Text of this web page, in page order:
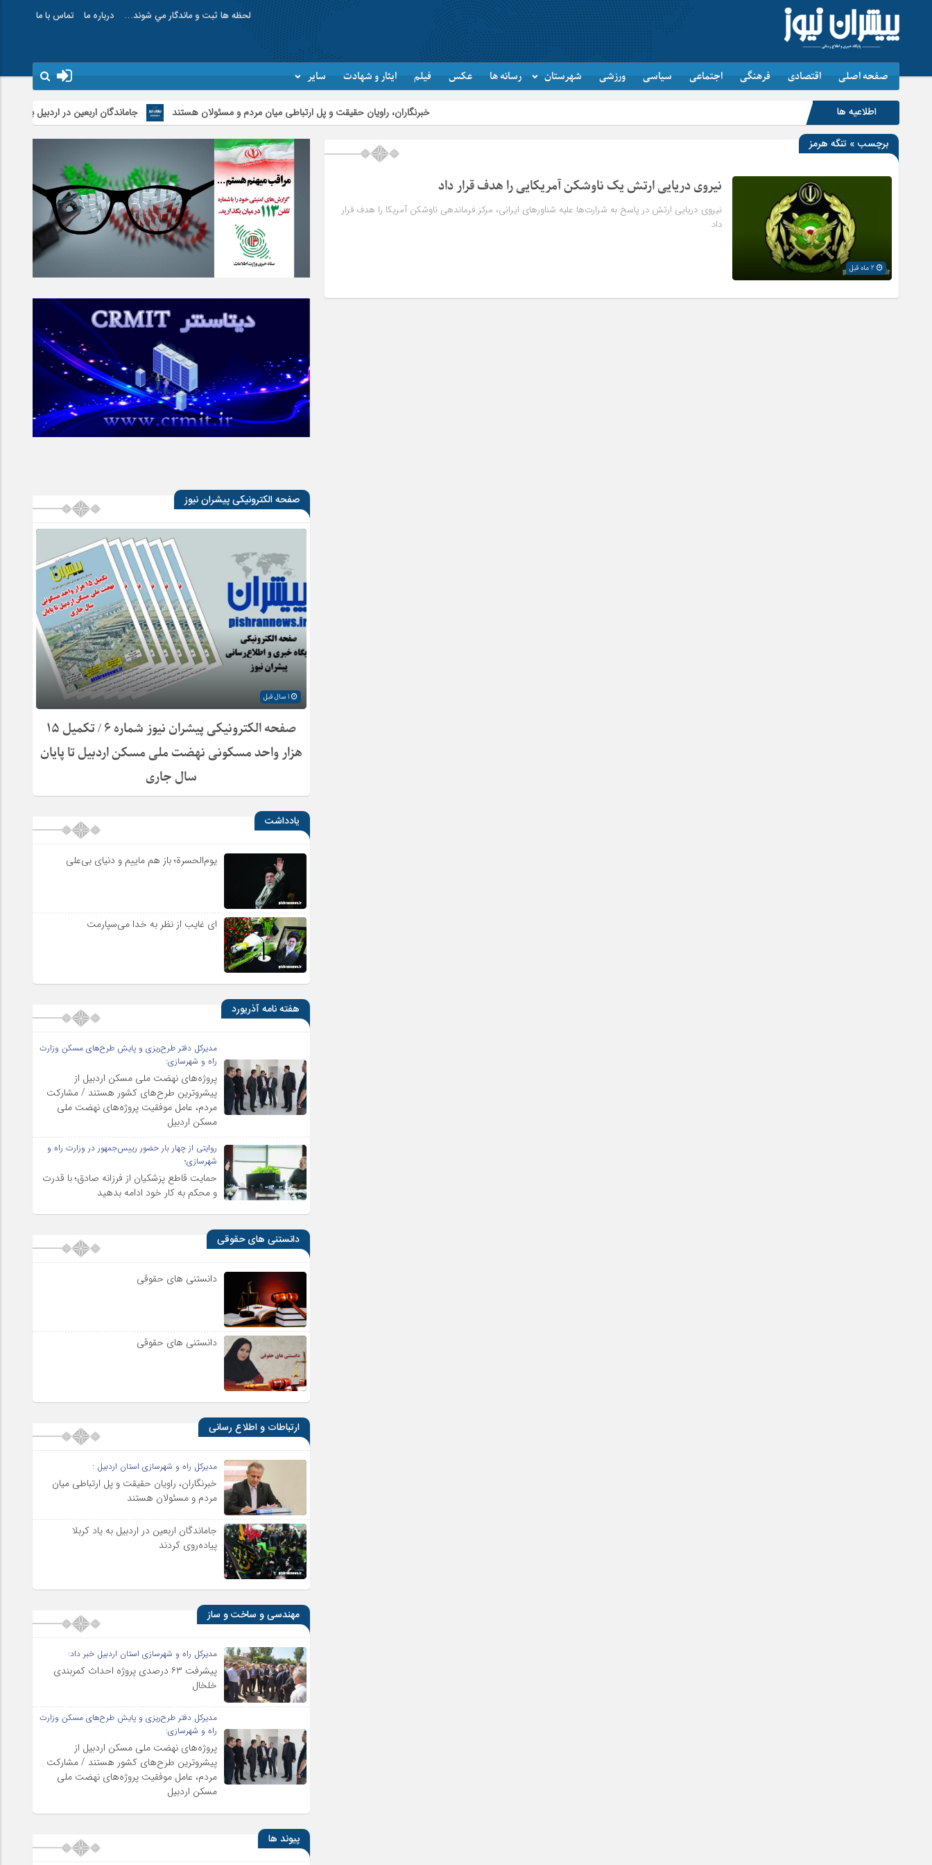
لحظه ها ثبت و ماندگار مي شوند… درباره ما تماس با ما
صفحه اصلی اقتصادی فرهنگی اجتماعی سیاسی ورزشی شهرستان رسانه ها عکس فیلم ایثار و شهادت سایر
اطلاعیه ها خبرنگاران، راویان حقیقت و پل ارتباطی میان مردم و مسئولان هستند جاماندگان اربعین در اردبیل به یاد کربلا پیاده‌روی
برچسب » تنگه هرمز
نیروی دریایی ارتش یک ناوشکن آمریکایی را هدف قرار داد
نیروی دریایی ارتش در پاسخ به شرارت‌ها علیه شناورهای ایرانی، مرکز فرماندهی ناوشکن آمریکا را هدف قرار
داد.
صفحه الکترونیکی پیشران نیوز
صفحه الکترونیکی پیشران نیوز شماره ۶ / تکمیل ۱۵
هزار واحد مسکونی نهضت ملی مسکن اردبیل تا پایان
سال جاری
یادداشت
یوم‌الحسرة؛ باز هم ماییم و دنیای بی‌علی
ای غایب از نظر به خدا می‌سپارمت
هفته نامه آذریورد
مدیرکل دفتر طرح‌ریزی و پایش طرح‌های مسکن وزارت
راه و شهرسازی:
پروژه‌های نهضت ملی مسکن اردبیل از
پیشروترین طرح‌های کشور هستند / مشارکت
مردم، عامل موفقیت پروژه‌های نهضت ملی
مسکن اردبیل
روایتی از چهار بار حضور رییس‌جمهور در وزارت راه و
شهرسازی؛
حمایت قاطع پزشکیان از فرزانه صادق؛ با قدرت
و محکم به کار خود ادامه بدهید
دانستنی های حقوقی
دانستنی های حقوقی
دانستنی های حقوقی
ارتباطات و اطلاع رسانی
مدیرکل راه و شهرسازی استان اردبیل :
خبرنگاران، راویان حقیقت و پل ارتباطی میان
مردم و مسئولان هستند
جاماندگان اربعین در اردبیل به یاد کربلا
پیاده‌روی کردند
مهندسی و ساخت و ساز
مدیرکل راه و شهرسازی استان اردبیل خبر داد:
پیشرفت ۶۳ درصدی پروژه احداث کمربندی
خلخال
مدیرکل دفتر طرح‌ریزی و پایش طرح‌های مسکن وزارت
راه و شهرسازی:
پروژه‌های نهضت ملی مسکن اردبیل از
پیشروترین طرح‌های کشور هستند / مشارکت
مردم، عامل موفقیت پروژه‌های نهضت ملی
مسکن اردبیل
پیوند ها